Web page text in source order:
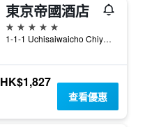
東京帝國酒店
5星級
1-1-1 Uchisaiwaicho Chiyoda-ku, 東京, 日本
HK$1,827
查看優惠